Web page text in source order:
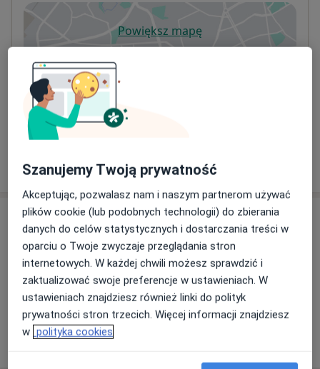
Powiększ mapęotwiera się w nowej karcie
Dostępność
W tym gabinecie nie można umawiać wizyt przez
internet
Co mam zrobić w tej sytuacji?
Pokaż więcej
o adresie
Ubezpieczenia - brak akceptowanych
Ten specjalista przyjmuje wyłącznie pacjentów
prywatnych. Możesz opłacić wizytę samodzielnie lub
znaleźć innego specjalistę, który akceptuje Twoje
ubezpieczenie.
Szukaj specjalistów według ubezpieczenia
Szanujemy Twoją prywatność
Akceptując, pozwalasz nam i naszym partnerom używać
plików cookie (lub podobnych technologii) do zbierania
danych do celów statystycznych i dostarczania treści w
oparciu o Twoje zwyczaje przeglądania stron
internetowych. W każdej chwili możesz sprawdzić i
zaktualizować swoje preferencje w ustawieniach. W
ustawieniach znajdziesz również linki do polityk
prywatności stron trzecich. Więcej informacji znajdziesz
w polityka cookies